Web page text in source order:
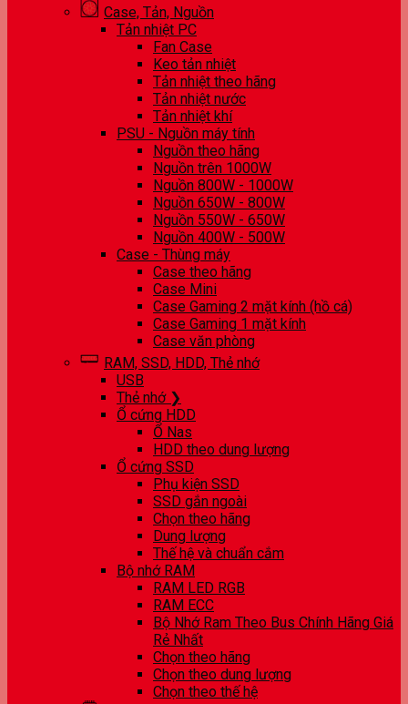
Case, Tản, Nguồn
Tản nhiệt PC
Fan Case
Keo tản nhiệt
Tản nhiệt theo hãng
Tản nhiệt nước
Tản nhiệt khí
PSU - Nguồn máy tính
Nguồn theo hãng
Nguồn trên 1000W
Nguồn 800W - 1000W
Nguồn 650W - 800W
Nguồn 550W - 650W
Nguồn 400W - 500W
Case - Thùng máy
Case theo hãng
Case Mini
Case Gaming 2 mặt kính (hồ cá)
Case Gaming 1 mặt kính
Case văn phòng
RAM, SSD, HDD, Thẻ nhớ
USB
Thẻ nhớ ❯
Ổ cứng HDD
Ổ Nas
HDD theo dung lượng
Ổ cứng SSD
Phụ kiện SSD
SSD gắn ngoài
Chọn theo hãng
Dung lượng
Thế hệ và chuẩn cắm
Bộ nhớ RAM
RAM LED RGB
RAM ECC
Bộ Nhớ Ram Theo Bus Chính Hãng Giá
Rẻ Nhất
Chọn theo hãng
Chọn theo dung lượng
Chọn theo thế hệ